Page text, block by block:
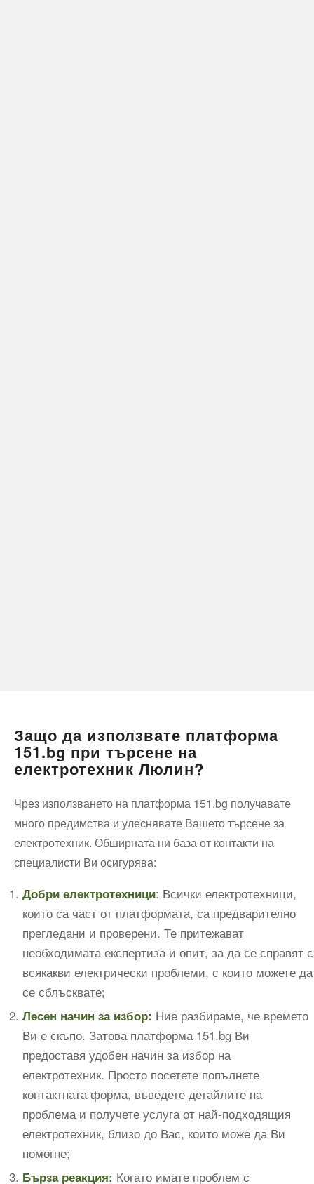
Защо да използвате платформа
151.bg при търсене на
електротехник Люлин?
Чрез използването на платформа 151.bg получавате
много предимства и улеснявате Вашето търсене за
електротехник. Обширната ни база от контакти на
специалисти Ви осигурява:
Добри електротехници: Всички електротехници,
които са част от платформата, са предварително
прегледани и проверени. Те притежават
необходимата експертиза и опит, за да се справят с
всякакви електрически проблеми, с които можете да
се сблъсквате;
Лесен начин за избор: Ние разбираме, че времето
Ви е скъпо. Затова платформа 151.bg Ви
предоставя удобен начин за избор на
електротехник. Просто посетете попълнете
контактната форма, въведете детайлите на
проблема и получете услуга от най-подходящия
електротехник, близо до Вас, които може да Ви
помогне;
Бърза реакция: Когато имате проблем с